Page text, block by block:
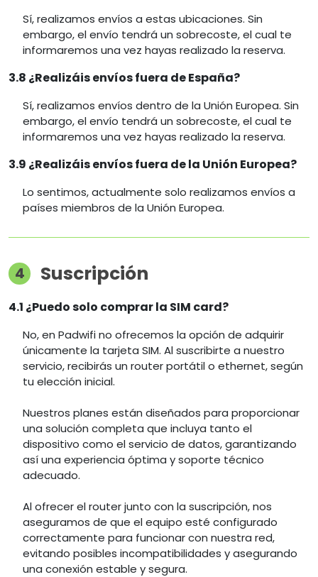
Sí, realizamos envíos a estas ubicaciones. Sin
embargo, el envío tendrá un sobrecoste, el cual te
informaremos una vez hayas realizado la reserva.
3.8 ¿Realizáis envíos fuera de España?
Sí, realizamos envíos dentro de la Unión Europea. Sin
embargo, el envío tendrá un sobrecoste, el cual te
informaremos una vez hayas realizado la reserva.
3.9 ¿Realizáis envíos fuera de la Unión Europea?
Lo sentimos, actualmente solo realizamos envíos a
países miembros de la Unión Europea.
4 Suscripción
4.1 ¿Puedo solo comprar la SIM card?
No, en Padwifi no ofrecemos la opción de adquirir
únicamente la tarjeta SIM. Al suscribirte a nuestro
servicio, recibirás un router portátil o ethernet, según
tu elección inicial.
Nuestros planes están diseñados para proporcionar
una solución completa que incluya tanto el
dispositivo como el servicio de datos, garantizando
así una experiencia óptima y soporte técnico
adecuado.
Al ofrecer el router junto con la suscripción, nos
aseguramos de que el equipo esté configurado
correctamente para funcionar con nuestra red,
evitando posibles incompatibilidades y asegurando
una conexión estable y segura.